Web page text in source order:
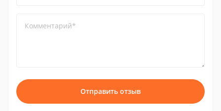
Комментарий*
Отправить отзыв